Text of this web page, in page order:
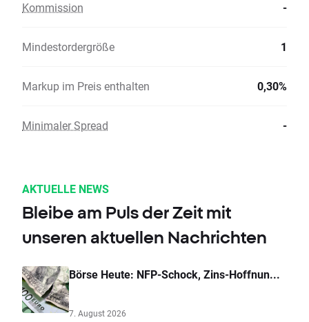
Kommission -
Mindestordergröße 1
Markup im Preis enthalten 0,30%
Minimaler Spread -
AKTUELLE NEWS
Bleibe am Puls der Zeit mit
unseren aktuellen Nachrichten
Börse Heute: NFP-Schock, Zins-Hoffnun...
7. August 2026